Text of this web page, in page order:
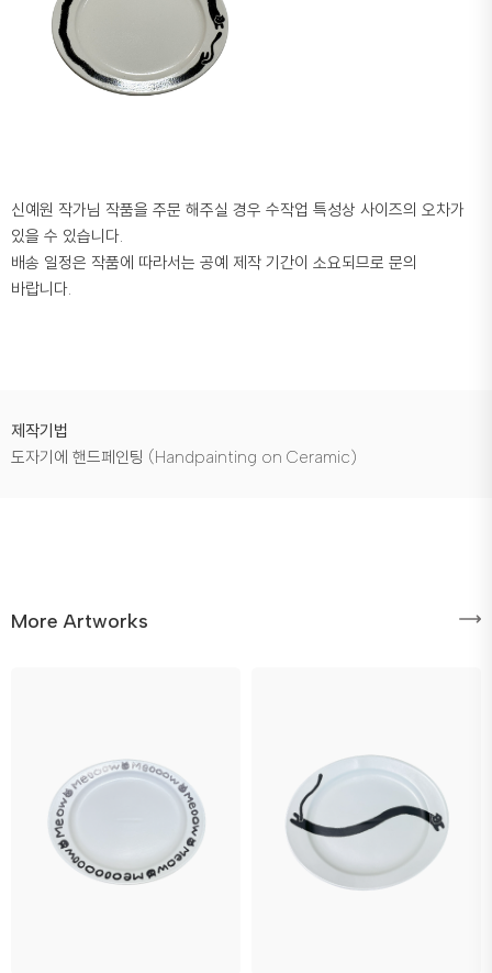
신예원 작가님 작품을 주문 해주실 경우 수작업 특성상 사이즈의 오차가
있을 수 있습니다.
배송 일정은 작품에 따라서는 공예 제작 기간이 소요되므로 문의
바랍니다.
제작기법
도자기에 핸드페인팅 (Handpainting on Ceramic)
More Artworks